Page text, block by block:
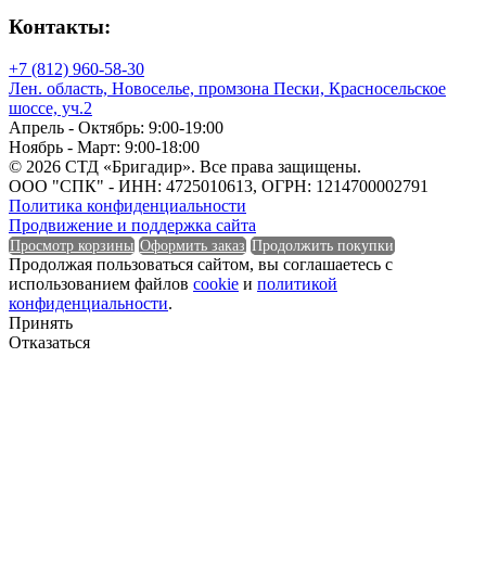
Группа горючести
Класс эмиссии
Класс эмиссии
Количество в 1 м³
Контакты:
+7 (812) 960-58-30
Лен. область, Новоселье, промзона Пески, Красносельское
шоссе, уч.2
Апрель - Октябрь: 9:00-19:00
Ноябрь - Март: 9:00-18:00
© 2026 СТД «Бригадир». Все права защищены.
ООО "СПК" - ИНН: 4725010613, ОГРН: 1214700002791
Политика конфиденциальности
Продвижение и поддержка сайта
Просмотр корзины Оформить заказ Продолжить покупки
Продолжая пользоваться сайтом, вы соглашаетесь с
использованием файлов cookie и политикой
конфиденциальности.
Принять
Отказаться